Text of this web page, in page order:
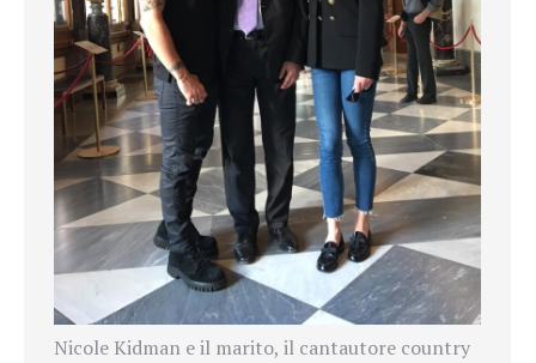
Nicole Kidman e il marito, il cantautore country